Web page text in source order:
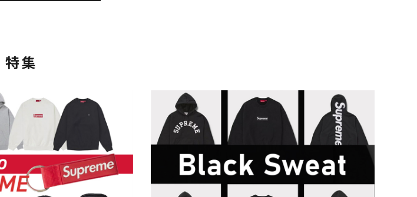
コラボレーションブランドから探す
特集